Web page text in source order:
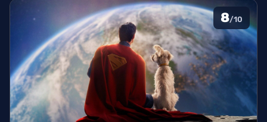
8/10